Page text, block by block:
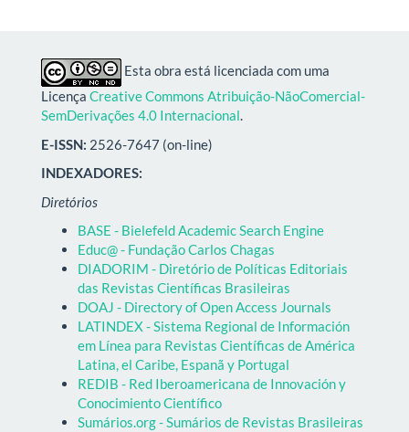
Esta obra está licenciada com uma
Licença Creative Commons Atribuição-NãoComercial-
SemDerivações 4.0 Internacional.
E-ISSN: 2526-7647 (on-line)
INDEXADORES:
Diretórios
BASE - Bielefeld Academic Search Engine
Educ@ - Fundação Carlos Chagas
DIADORIM - Diretório de Políticas Editoriais
das Revistas Científicas Brasileiras
DOAJ - Directory of Open Access Journals
LATINDEX - Sistema Regional de Información
em Línea para Revistas Científicas de América
Latina, el Caribe, Espanã y Portugal
REDIB - Red Iberoamericana de Innovación y
Conocimiento Científico
Sumários.org - Sumários de Revistas Brasileiras